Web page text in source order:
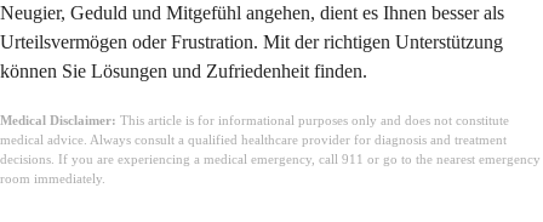
Neugier, Geduld und Mitgefühl angehen, dient es Ihnen besser als
Urteilsvermögen oder Frustration. Mit der richtigen Unterstützung
können Sie Lösungen und Zufriedenheit finden.
Medical Disclaimer: This article is for informational purposes only and does not constitute
medical advice. Always consult a qualified healthcare provider for diagnosis and treatment
decisions. If you are experiencing a medical emergency, call 911 or go to the nearest emergency
room immediately.